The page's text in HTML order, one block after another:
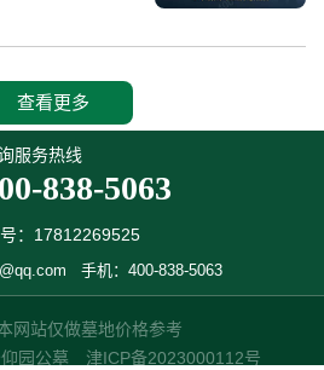
者提供最优质安
查看更多
服务热线
838-5063
：17812269525
手机：400-838-5063
网站仅做墓地价格参考
仰园公墓 津ICP备2023000112号